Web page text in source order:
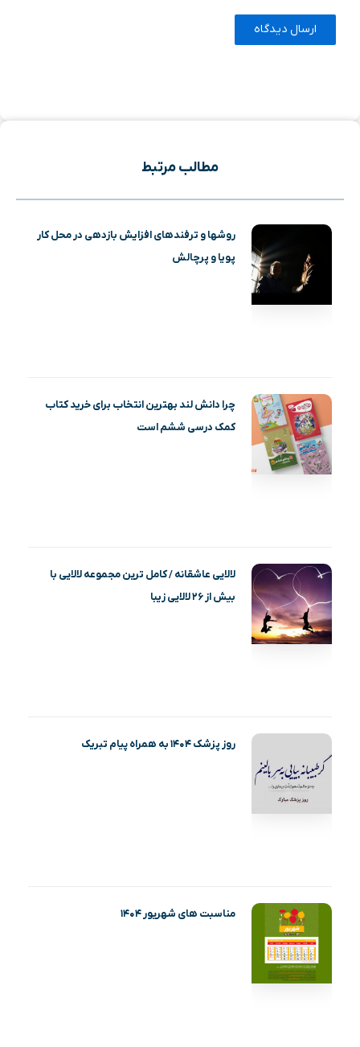
مطالب مرتبط
روشها و ترفندهای افزایش بازدهی در محل کار
پویا و پرچالش
چرا دانش لند بهترین انتخاب برای خرید کتاب
کمک درسی ششم است
لالایی عاشقانه / کامل ترین مجموعه لالایی با
بیش از ۲۶ لالایی زیبا
روز پزشک ۱۴۰۴ به همراه پیام تبریک
مناسبت های شهریور ۱۴۰۴